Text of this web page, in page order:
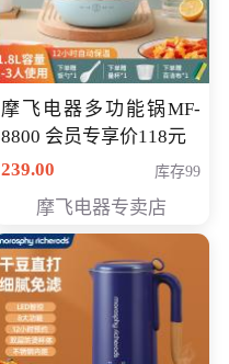
摩飞电器多功能锅MF-
8800 会员专享价118元
239.00
库存99
摩飞电器专卖店